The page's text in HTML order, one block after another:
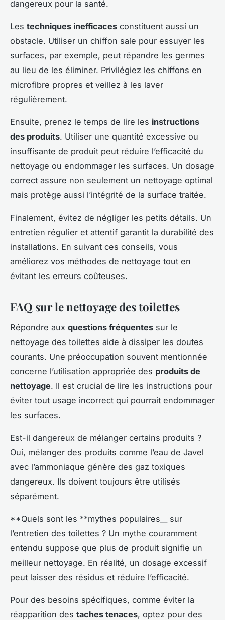
dangereux pour la santé.
Les techniques inefficaces constituent aussi un
obstacle. Utiliser un chiffon sale pour essuyer les
surfaces, par exemple, peut répandre les germes
au lieu de les éliminer. Privilégiez les chiffons en
microfibre propres et veillez à les laver
régulièrement.
Ensuite, prenez le temps de lire les instructions
des produits. Utiliser une quantité excessive ou
insuffisante de produit peut réduire l’efficacité du
nettoyage ou endommager les surfaces. Un dosage
correct assure non seulement un nettoyage optimal
mais protège aussi l’intégrité de la surface traitée.
Finalement, évitez de négliger les petits détails. Un
entretien régulier et attentif garantit la durabilité des
installations. En suivant ces conseils, vous
améliorez vos méthodes de nettoyage tout en
évitant les erreurs coûteuses.
FAQ sur le nettoyage des toilettes
Répondre aux questions fréquentes sur le
nettoyage des toilettes aide à dissiper les doutes
courants. Une préoccupation souvent mentionnée
concerne l’utilisation appropriée des produits de
nettoyage. Il est crucial de lire les instructions pour
éviter tout usage incorrect qui pourrait endommager
les surfaces.
Est-il dangereux de mélanger certains produits ?
Oui, mélanger des produits comme l’eau de Javel
avec l’ammoniaque génère des gaz toxiques
dangereux. Ils doivent toujours être utilisés
séparément.
**Quels sont les **mythes populaires__ sur
l’entretien des toilettes ? Un mythe couramment
entendu suppose que plus de produit signifie un
meilleur nettoyage. En réalité, un dosage excessif
peut laisser des résidus et réduire l’efficacité.
Pour des besoins spécifiques, comme éviter la
réapparition des taches tenaces, optez pour des